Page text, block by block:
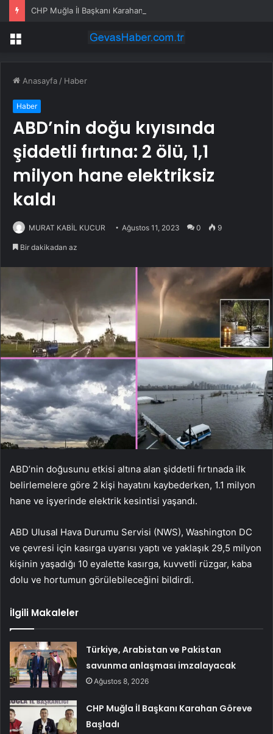
CHP Muğla İl Başkanı Karahan Göreve Başladı
Menü
Anasayfa / Haber
Haber
ABD’nin doğu kıyısında
şiddetli fırtına: 2 ölü, 1,1
milyon hane elektriksiz
kaldı
MURAT KABİL KUCUR Ağustos 11, 2023 0 9
Bir dakikadan az
ABD’nin doğusunu etkisi altına alan şiddetli fırtınada ilk
belirlemelere göre 2 kişi hayatını kaybederken, 1.1 milyon
hane ve işyerinde elektrik kesintisi yaşandı.
ABD Ulusal Hava Durumu Servisi (NWS), Washington DC
ve çevresi için kasırga uyarısı yaptı ve yaklaşık 29,5 milyon
kişinin yaşadığı 10 eyalette kasırga, kuvvetli rüzgar, kaba
dolu ve hortumun görülebileceğini bildirdi.
İlgili Makaleler
Türkiye, Arabistan ve Pakistan
savunma anlaşması imzalayacak
Ağustos 8, 2026
CHP Muğla İl Başkanı Karahan Göreve
Başladı